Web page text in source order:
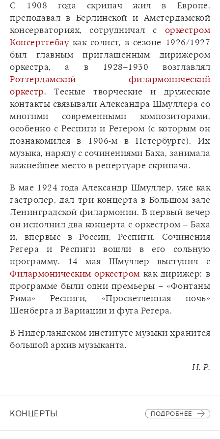
С 1908 года скрипач жил в Европе,
преподавал в Берлинской и Амстердамской
консерваториях, сотрудничал с оркестром
Консертгебаукак солист, в сезоне 1926/1927
был главным приглашенным дирижером
оркестра, а в 1928–1930 возглавлял
Роттердамский филармонический
оркестр. Тесные творческие и дружеские
контакты связывали Александра Шмуллера со
многими современными композиторами,
особенно с Респиги и Регером (с которым он
познакомился в 1906-м в Петербурге). Их
музыка, наряду с сочинениями Баха, занимала
важнейшее место в репертуаре скрипача.
В мае 1924 года Александр Шмуллер, уже как
гастролер, дал три концерта в Большом зале
Ленинградской филармонии. В первый вечер
он исполнил два концерта с оркестром – Баха
и, впервые в России, Респиги. Сочинения
Регера и Респиги вошли в его сольную
программу. 14 мая Шмуллер выступил с
Филармоническим оркестром как дирижер: в
программе были одни премьеры – «Фонтаны
Рима» Респиги, «Просветленная ночь»
Шенберга и Вариации и фуга Регера.
В Нидерландском институте музыки хранится
большой архив музыканта.
И. Р.
КОНЦЕРТЫ ПОДРОБНЕЕ